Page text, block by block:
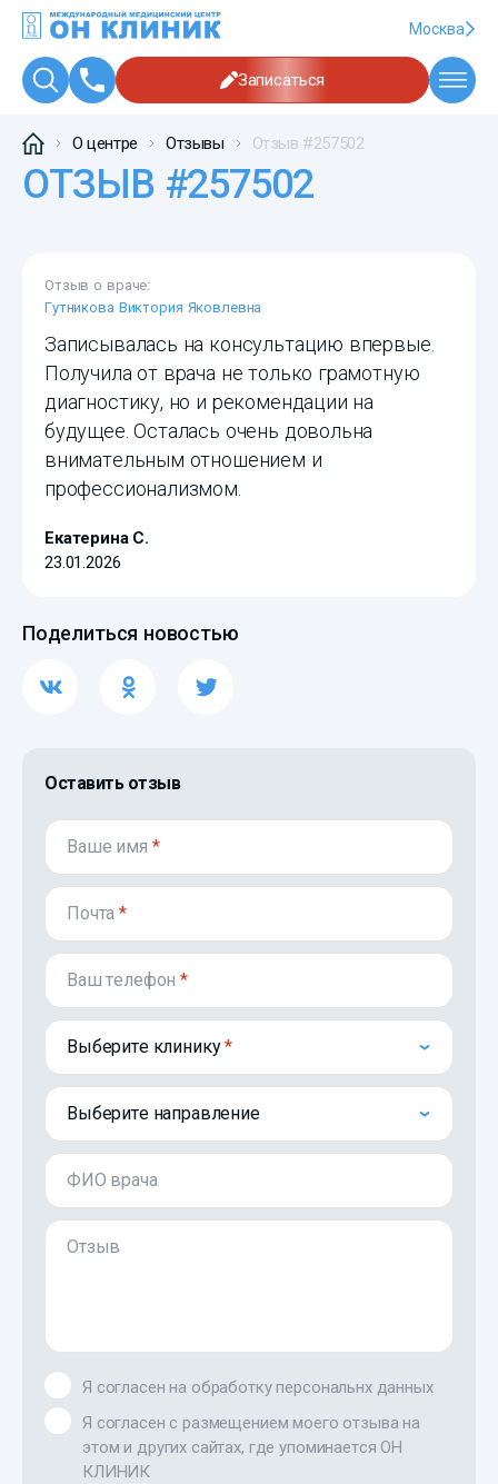
Москва
Записаться
О центре Отзывы Отзыв #257502
ОТЗЫВ #257502
Отзыв о враче:
Гутникова Виктория Яковлевна
Записывалась на консультацию впервые.
Получила от врача не только грамотную
диагностику, но и рекомендации на
будущее. Осталась очень довольна
внимательным отношением и
профессионализмом.
Екатерина С.
23.01.2026
Поделиться новостью
Оставить отзыв
Ваше имя *
Почта*
Ваш телефон*
Выберите клинику
Выберите направление
ФИО врача
Отзыв
Я согласен на обработку персональнх данных
Я согласен с размещением моего отзыва на
этом и других сайтах, где упоминается ОН
КЛИНИК